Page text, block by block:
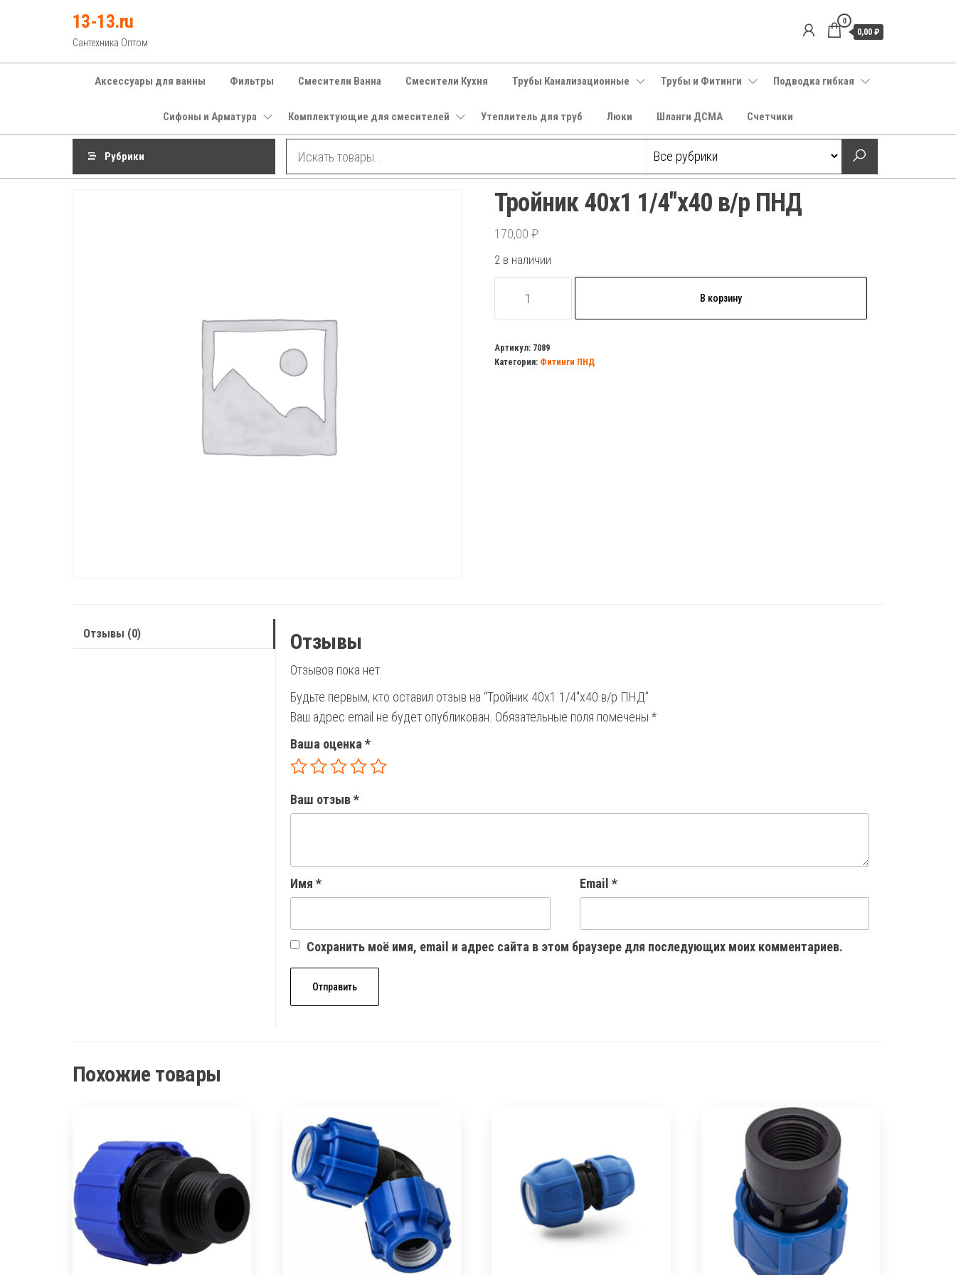
13-13.ru
Сантехника Оптом
0
0,00 ₽
Аксессуары для ванны Фильтры Смесители Ванна Смесители Кухня Трубы Канализационные Трубы и Фитинги Подводка гибкая
Сифоны и Арматура Комплектующие для смесителей Утеплитель для труб Люки Шланги ДСМА Счетчики
Рубрики
Тройник 40х1 1/4″х40 в/р ПНД
170,00 ₽
2 в наличии
товара
40х1
1/4"х40
В корзину
Артикул: 7089
Категория: Фитинги ПНД
Отзывы (0) Отзывы
Отзывов пока нет.
Будьте первым, кто оставил отзыв на “Тройник 40х1 1/4″х40 в/р ПНД”
Ваш адрес email не будет опубликован. Обязательные поля помечены *
Ваша оценка *
Ваш отзыв*
Имя * Email *
Сохранить моё имя, email и адрес сайта в этом браузере для последующих моих комментариев.
Похожие товары